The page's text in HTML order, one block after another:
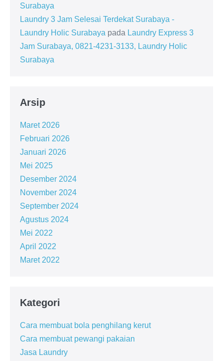
Surabaya
Laundry 3 Jam Selesai Terdekat Surabaya -
Laundry Holic Surabaya pada Laundry Express 3
Jam Surabaya, 0821-4231-3133, Laundry Holic
Surabaya
Arsip
Maret 2026
Februari 2026
Januari 2026
Mei 2025
Desember 2024
November 2024
September 2024
Agustus 2024
Mei 2022
April 2022
Maret 2022
Kategori
Cara membuat bola penghilang kerut
Cara membuat pewangi pakaian
Jasa Laundry